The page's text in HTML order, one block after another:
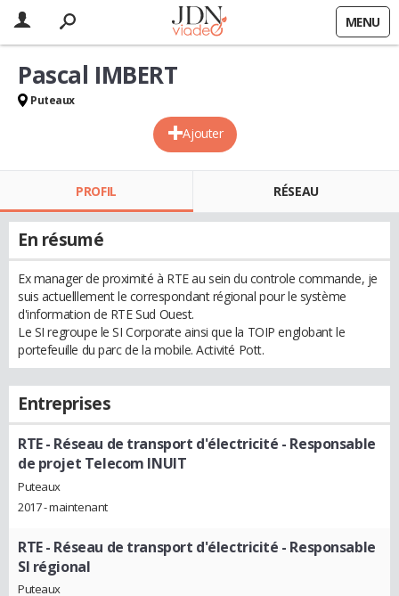
MENU
Ajouter
Pascal IMBERT
Puteaux
PROFIL RÉSEAU
En résumé
Ex manager de proximité à RTE au sein du controle commande, je
suis actuelllement le correspondant régional pour le système
d'information de RTE Sud Ouest.
Le SI regroupe le SI Corporate ainsi que la TOIP englobant le
portefeuille du parc de la mobile. Activité Pott.
Entreprises
RTE - Réseau de transport d'électricité - Responsable
de projet Telecom INUIT
Puteaux
2017 - maintenant
RTE - Réseau de transport d'électricité - Responsable
SI régional
Puteaux